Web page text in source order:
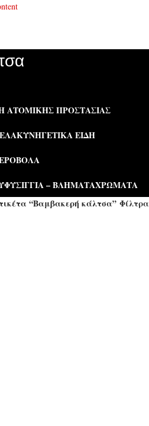
ΑΤΟΜΙΚΉΣ ΠΡΟΣΤΑΣΊΑΣ
ΚΥΝΗΓΕΤΙΚΆ ΕΊΔΗ
ΦΥΣΊΓΓΙΑ – ΒΛΉΜΑΤΑΧΡΏΜΑΤΑ
“Βαμβακερή κάλτσα” Φίλτρα